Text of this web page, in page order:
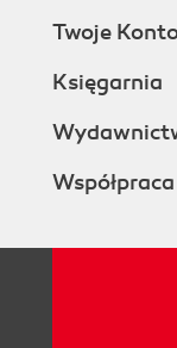
Twoje
Księgarnia
Współpraca